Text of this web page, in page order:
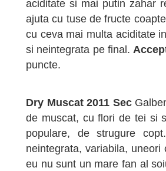
aciditate si mai putin zahar
ajuta cu tuse de fructe
cu ceva mai multa aciditate
si neintegrata pe final.
puncte.
Dry Muscat 2011 Sec
de muscat, cu flori de tei si
populare, de strugure
neintegrata, variabila,
eu nu sunt un mare fan al